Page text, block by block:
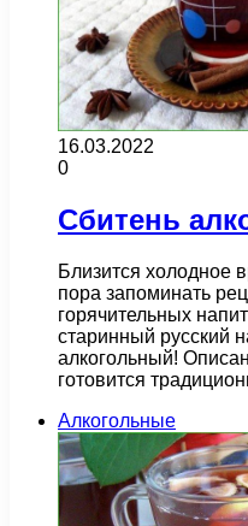
16.03.2022
0
Сбитень
Близится холодное
пора запоминать
горячительных
старинный русский
алкогольный!
готовится
Алкогольные